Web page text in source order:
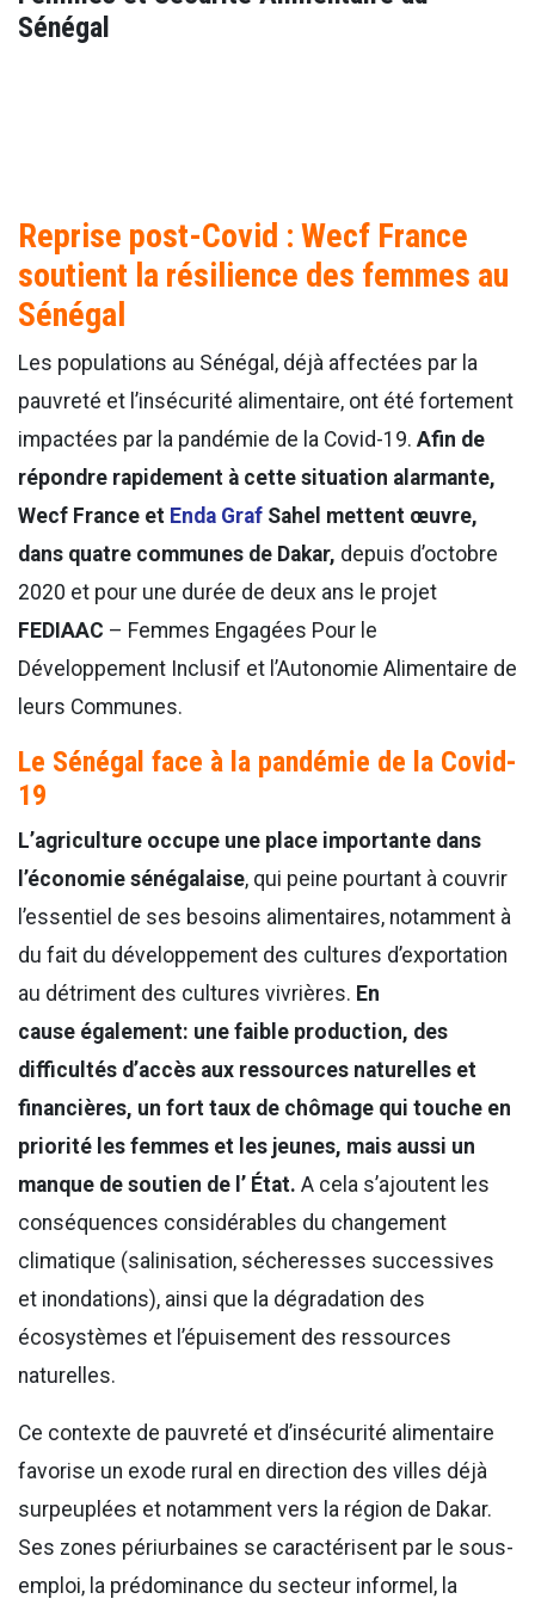
Sénégal
Reprise post-Covid : Wecf France
soutient la résilience des femmes au
Sénégal
Les populations au Sénégal, déjà affectées par la
pauvreté et l’insécurité alimentaire, ont été fortement
impactées par la pandémie de la Covid-19. Afin de
répondre rapidement à cette situation alarmante,
Wecf France et Enda Graf Sahel mettent œuvre,
dans quatre communes de Dakar, depuis d’octobre
2020 et pour une durée de deux ans le projet
FEDIAAC – Femmes Engagées Pour le
Développement Inclusif et l’Autonomie Alimentaire de
leurs Communes.
Le Sénégal face à la pandémie de la Covid-
19
L’agriculture occupe une place importante dans
l’économie sénégalaise, qui peine pourtant à couvrir
l’essentiel de ses besoins alimentaires, notamment à
du fait du développement des cultures d’exportation
au détriment des cultures vivrières. En
cause également: une faible production, des
difficultés d’accès aux ressources naturelles et
financières, un fort taux de chômage qui touche en
priorité les femmes et les jeunes, mais aussi un
manque de soutien de l’ État. A cela s’ajoutent les
conséquences considérables du changement
climatique (salinisation, sécheresses successives
et inondations), ainsi que la dégradation des
écosystèmes et l’épuisement des ressources
naturelles.
Ce contexte de pauvreté et d’insécurité alimentaire
favorise un exode rural en direction des villes déjà
surpeuplées et notamment vers la région de Dakar.
Ses zones périurbaines se caractérisent par le sous-
emploi, la prédominance du secteur informel, la